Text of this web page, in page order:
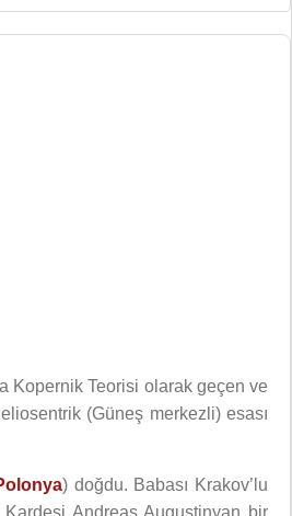
Kopernik Teorisi olarak geçen ve
(Güneş merkezli) esası
) doğdu. Babası Krakov’lu
Kardeşi Andreas Augustinyan bir